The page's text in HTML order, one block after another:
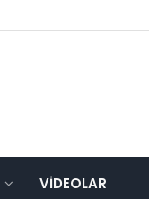
VIDEOLAR